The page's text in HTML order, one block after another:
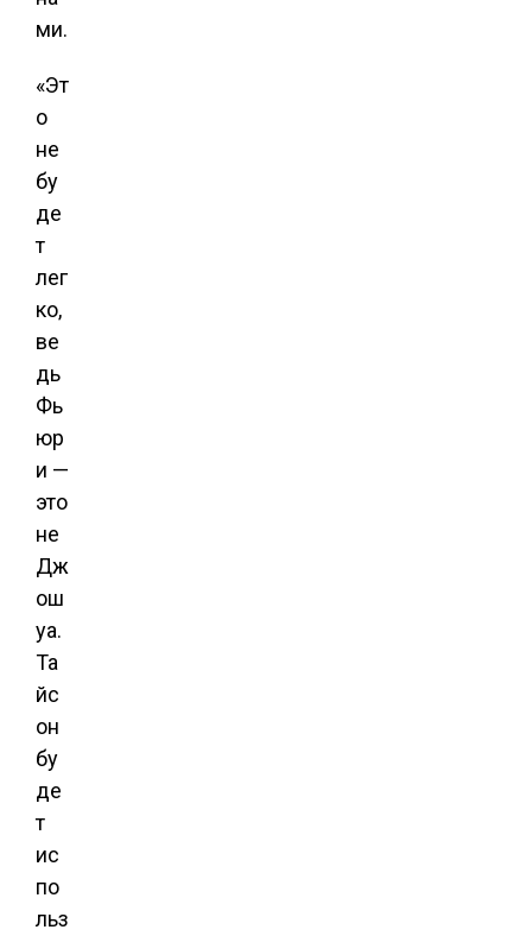
ми.
«Эт
о
не
бу
де
т
лег
ко,
ве
дь
Фь
юр
и —
это
не
Дж
ош
уа.
Та
йс
он
бу
де
т
ис
по
льз